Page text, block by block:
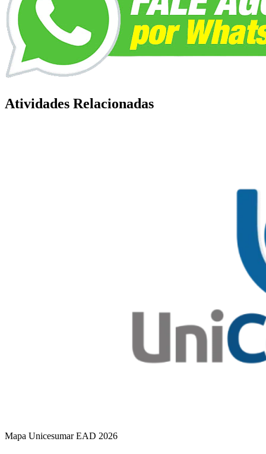
Atividades Relacionadas
Mapa Unicesumar EAD 2026